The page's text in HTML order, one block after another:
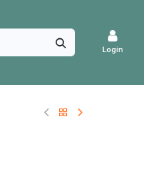
Login